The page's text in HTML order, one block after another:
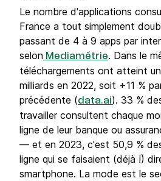
Le nombre d'applications
France a tout simplement
passant de 4 à 9 apps par
selon Mediamétrie. Dans le
téléchargements ont atteint
milliards en 2022, soit +11 %
précédente (data.ai). 33 %
travailler consultent chaque
ligne de leur banque ou
— et en 2023, c'est 50,9 %
ligne qui se faisaient (déjà !)
smartphone. La mode est le